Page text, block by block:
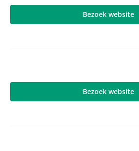
Bezoek website
Bezoek website